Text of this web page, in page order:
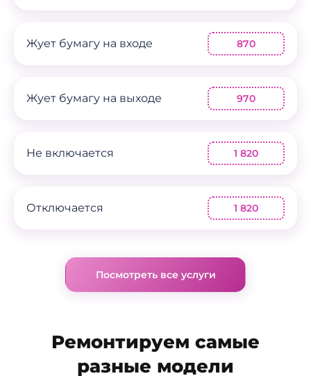
Жует бумагу на входе 870
Жует бумагу на выходе 970
Не включается 1 820
Отключается 1 820
Посмотреть все услуги
Ремонтируем самые
разные модели